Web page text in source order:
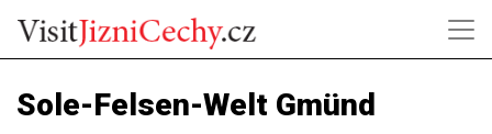
Sole-Felsen-Welt Gmünd